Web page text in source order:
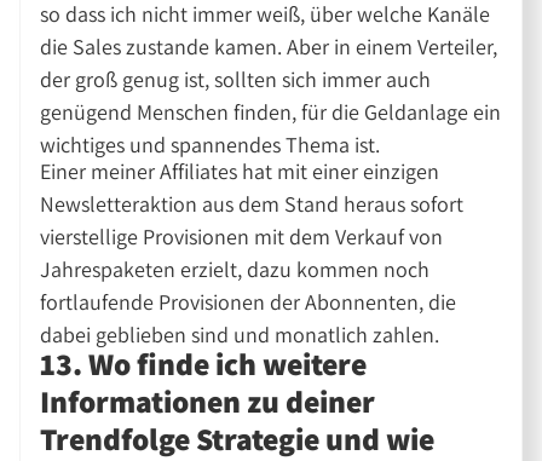
so dass ich nicht immer weiß, über welche Kanäle
die Sales zustande kamen. Aber in einem Verteiler,
der groß genug ist, sollten sich immer auch
genügend Menschen finden, für die Geldanlage ein
wichtiges und spannendes Thema ist.
Einer meiner Affiliates hat mit einer einzigen
Newsletteraktion aus dem Stand heraus sofort
vierstellige Provisionen mit dem Verkauf von
Jahrespaketen erzielt, dazu kommen noch
fortlaufende Provisionen der Abonnenten, die
dabei geblieben sind und monatlich zahlen.
13. Wo finde ich weitere
Informationen zu deiner
Trendfolge Strategie und wie